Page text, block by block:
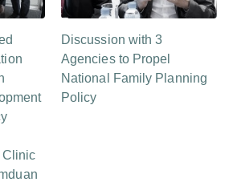
Discussion with 3
Agencies to Propel
National Family Planning
Policy